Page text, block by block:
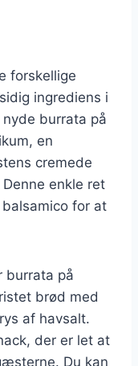
forskellige
ingrediens i
burrata på
en
cremede
enkle ret
for at
burrata på
brød med
af havsalt.
der er let at
Du kan